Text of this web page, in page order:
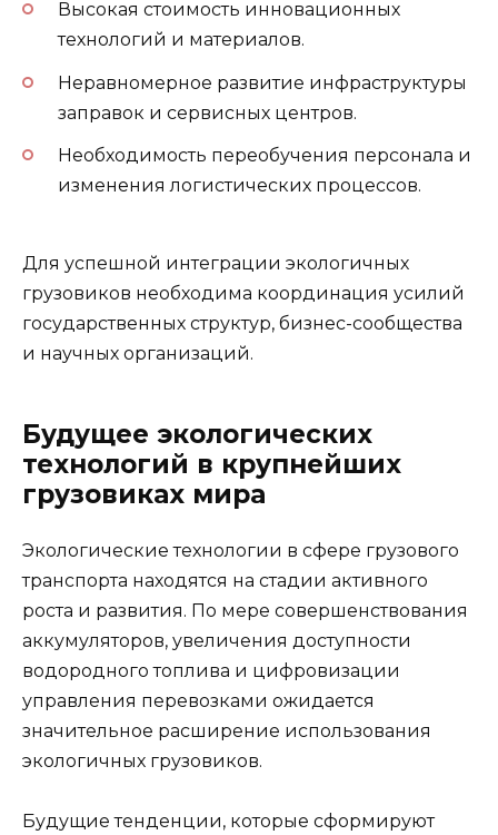
Высокая стоимость инновационных
технологий и материалов.
Неравномерное развитие инфраструктуры
заправок и сервисных центров.
Необходимость переобучения персонала и
изменения логистических процессов.
Для успешной интеграции экологичных
грузовиков необходима координация усилий
государственных структур, бизнес-сообщества
и научных организаций.
Будущее экологических
технологий в крупнейших
грузовиках мира
Экологические технологии в сфере грузового
транспорта находятся на стадии активного
роста и развития. По мере совершенствования
аккумуляторов, увеличения доступности
водородного топлива и цифровизации
управления перевозками ожидается
значительное расширение использования
экологичных грузовиков.
Будущие тенденции, которые сформируют